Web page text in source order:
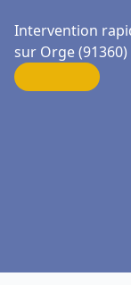
Intervention
sur Orge (91360)